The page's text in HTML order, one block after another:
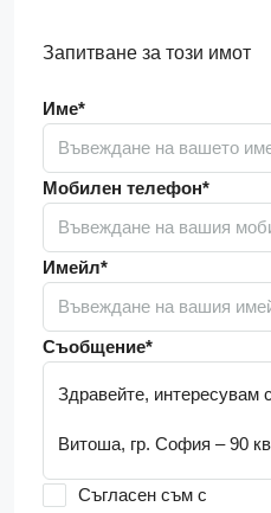
Запитване за този имот
Име*
Мобилен телефон*
Имейл*
Съобщение*
Съгласен съм с